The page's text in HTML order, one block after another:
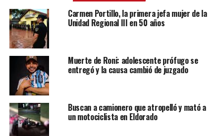
Carmen Portillo, la primera jefa mujer de la
Unidad Regional III en 50 años
Muerte de Roni: adolescente prófugo se
entregó y la causa cambió de juzgado
Buscan a camionero que atropelló y mató a
un motociclista en Eldorado